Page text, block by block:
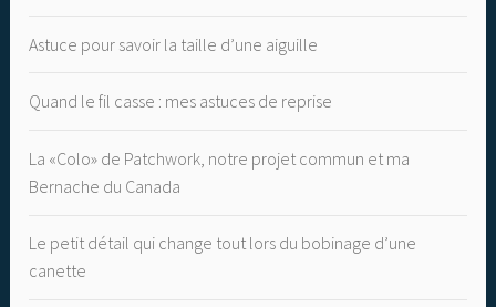
Astuce pour savoir la taille d’une aiguille
Quand le fil casse : mes astuces de reprise
La «Colo» de Patchwork, notre projet commun et ma
Bernache du Canada
Le petit détail qui change tout lors du bobinage d’une
canette